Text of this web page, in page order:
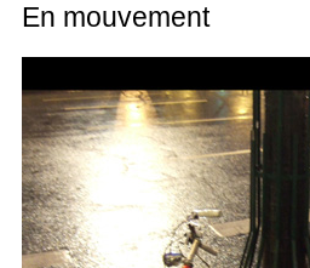
En mouvement